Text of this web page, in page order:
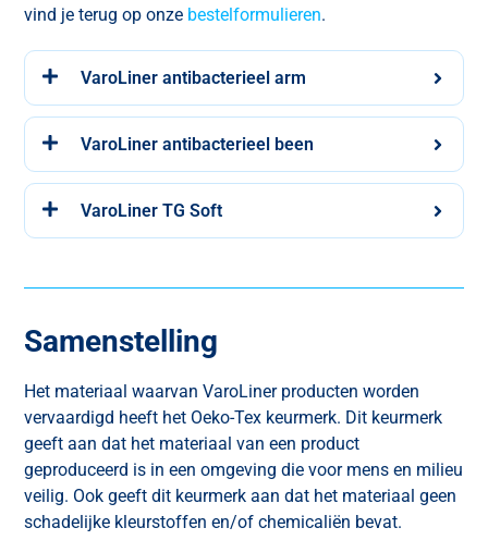
vind je terug op onze bestelformulieren.
VaroLiner antibacterieel arm
VaroLiner antibacterieel been
VaroLiner TG Soft
Samenstelling
Het materiaal waarvan VaroLiner producten worden
vervaardigd heeft het Oeko-Tex keurmerk. Dit keurmerk
geeft aan dat het materiaal van een product
geproduceerd is in een omgeving die voor mens en milieu
veilig. Ook geeft dit keurmerk aan dat het materiaal geen
schadelijke kleurstoffen en/of chemicaliën bevat.